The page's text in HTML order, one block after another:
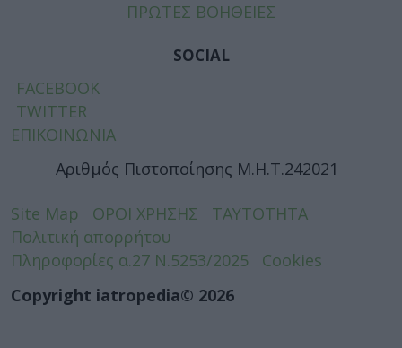
ΠΡΩΤΕΣ ΒΟΗΘΕΙΕΣ
SOCIAL
FACEBOOK
TWITTER
ΕΠΙΚΟΙΝΩΝΙΑ
Αριθμός Πιστοποίησης Μ.Η.Τ.242021
Site Map ΟΡΟΙ ΧΡΗΣΗΣ
ΤΑΥΤΟΤΗΤΑ
Πολιτική απορρήτου
Πληροφορίες α.27 Ν.5253/2025
Cookies
Copyright iatropedia© 2026